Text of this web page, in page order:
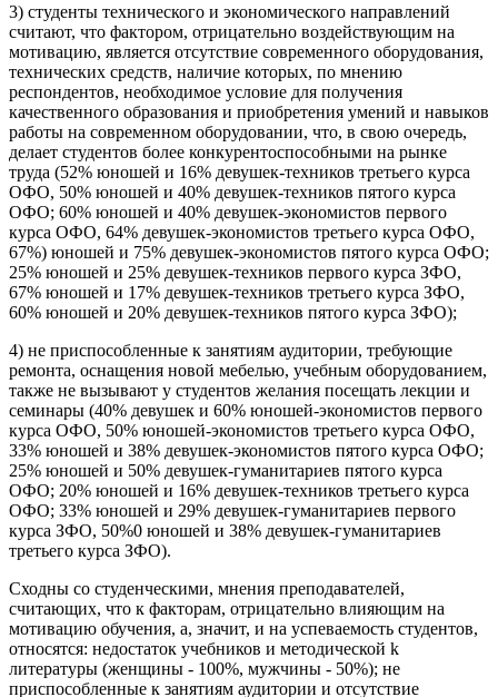
3) студенты технического и экономического направлений
считают, что фактором, отрицательно воздействующим на
мотивацию, является отсутствие современного оборудования,
технических средств, наличие которых, по мнению
респондентов, необходимое условие для получения
качественного образования и приобретения умений и навыков
работы на современном оборудовании, что, в свою очередь,
делает студентов более конкурентоспособными на рынке
труда (52% юношей и 16% девушек-техников третьего курса
ОФО, 50% юношей и 40% девушек-техников пятого курса
ОФО; 60% юношей и 40% девушек-экономистов первого
курса ОФО, 64% девушек-экономистов третьего курса ОФО,
67%) юношей и 75% девушек-экономистов пятого курса ОФО;
25% юношей и 25% девушек-техников первого курса ЗФО,
67% юношей и 17% девушек-техников третьего курса ЗФО,
60% юношей и 20% девушек-техников пятого курса ЗФО);
4) не приспособленные к занятиям аудитории, требующие
ремонта, оснащения новой мебелью, учебным оборудованием,
также не вызывают у студентов желания посещать лекции и
семинары (40% девушек и 60% юношей-экономистов первого
курса ОФО, 50% юношей-экономистов третьего курса ОФО,
33% юношей и 38% девушек-экономистов пятого курса ОФО;
25% юношей и 50% девушек-гуманитариев пятого курса
ОФО; 20% юношей и 16% девушек-техников третьего курса
ОФО; 33% юношей и 29% девушек-гуманитариев первого
курса ЗФО, 50%0 юношей и 38% девушек-гуманитариев
третьего курса ЗФО).
Сходны со студенческими, мнения преподавателей,
считающих, что к факторам, отрицательно влияющим на
мотивацию обучения, а, значит, и на успеваемость студентов,
относятся: недостаток учебников и методической k
литературы (женщины - 100%, мужчины - 50%); не
приспособленные к занятиям аудитории и отсутствие